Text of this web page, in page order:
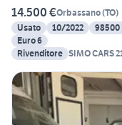
14.500 €Orbassano(TO)
Usato
10/2022 98500
Euro 6
Rivenditore SIMO CARS